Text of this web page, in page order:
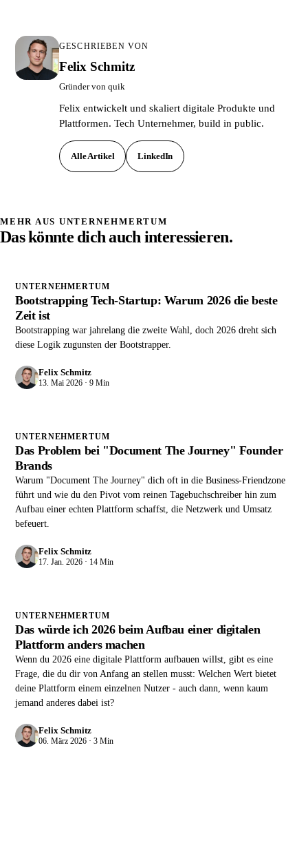
GESCHRIEBEN VON
Felix Schmitz
Gründer von quik
Felix entwickelt und skaliert digitale Produkte und
Plattformen. Tech Unternehmer, build in public.
Alle Artikel LinkedIn
MEHR AUS UNTERNEHMERTUM
Das könnte dich auch interessieren.
UNTERNEHMERTUM
Bootstrapping Tech-Startup: Warum 2026 die beste
Zeit ist
Bootstrapping war jahrelang die zweite Wahl, doch 2026 dreht sich
diese Logik zugunsten der Bootstrapper.
Felix Schmitz
13. Mai 2026 · 9 Min
UNTERNEHMERTUM
Das Problem bei "Document The Journey" Founder
Brands
Warum "Document The Journey" dich oft in die Business-Friendzone
führt und wie du den Pivot vom reinen Tagebuchschreiber hin zum
Aufbau einer echten Plattform schaffst, die Netzwerk und Umsatz
befeuert.
Felix Schmitz
17. Jan. 2026 · 14 Min
UNTERNEHMERTUM
Das würde ich 2026 beim Aufbau einer digitalen
Plattform anders machen
Wenn du 2026 eine digitale Plattform aufbauen willst, gibt es eine
Frage, die du dir von Anfang an stellen musst: Welchen Wert bietet
deine Plattform einem einzelnen Nutzer - auch dann, wenn kaum
jemand anderes dabei ist?
Felix Schmitz
06. März 2026 · 3 Min